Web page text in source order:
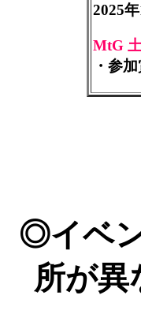
2025
MtG
・参
◎イベ
所が異